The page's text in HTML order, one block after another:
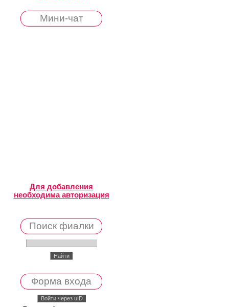
Мини-чат
Для добавления
необходима авторизация
Поиск фиалки
Форма входа
Войти через uID